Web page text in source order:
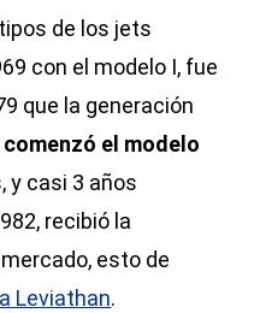
de los jets
con el modelo I, fue
que la generación
el modelo
y casi 3 años
recibió la
esto de
Leviathan.